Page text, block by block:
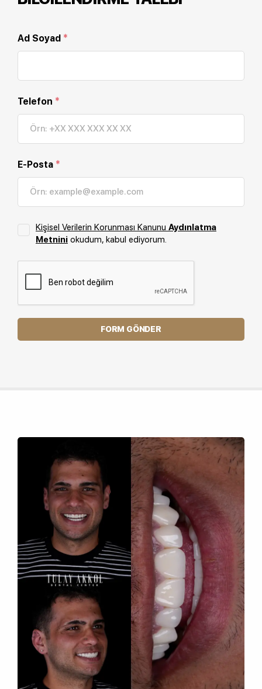
Ad Soyad *
Telefon *
E-Posta *
Kişisel Verilerin Korunması Kanunu Aydınlatma
Metnini okudum, kabul ediyorum.
FORM GÖNDER